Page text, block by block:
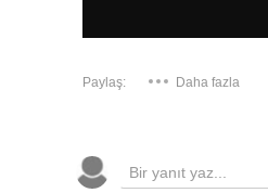
Paylaş: Daha fazla